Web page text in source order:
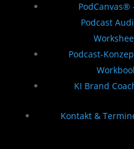
PodCanvas®
Podcast
Podcast-
KI Brand
Kontakt &